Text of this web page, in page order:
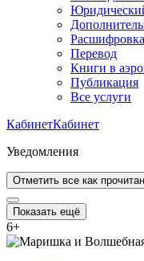
Расшифровка
Перевод
Книги в
Публикация
Все услуги
КабинетКабинет
Уведомления
Отметить все как
Показать ещё
6+